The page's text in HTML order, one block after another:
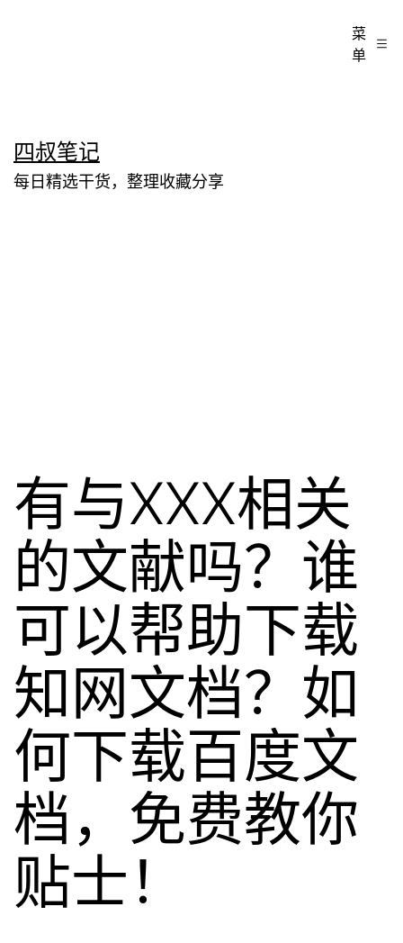
至
内
四叔笔记
每日精选干货，整理收藏分享
菜
单
有与XXX相关
的文献吗？谁
可以帮助下载
知网文档？如
何下载百度文
档，免费教你
贴士！